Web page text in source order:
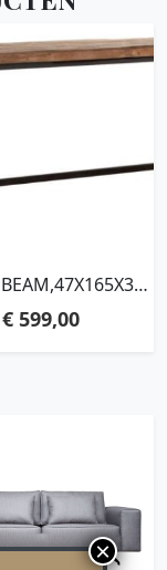
TOP
€ 599,00